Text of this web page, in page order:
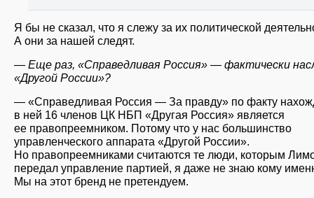
Я бы не сказал, что я слежу за их политической
А они за нашей следят.
— Еще раз, «Справедливая Россия» — фактически
«Другой России»?
— «Справедливая Россия — За правду» по факту
в ней 16 членов ЦК НБП «Другая Россия» является
ее правопреемником. Потому что у нас большинство
управленческого аппарата «Другой России».
Но правопреемниками считаются те люди, которым
передал управление партией, я даже не знаю кому
Мы на этот бренд не претендуем.